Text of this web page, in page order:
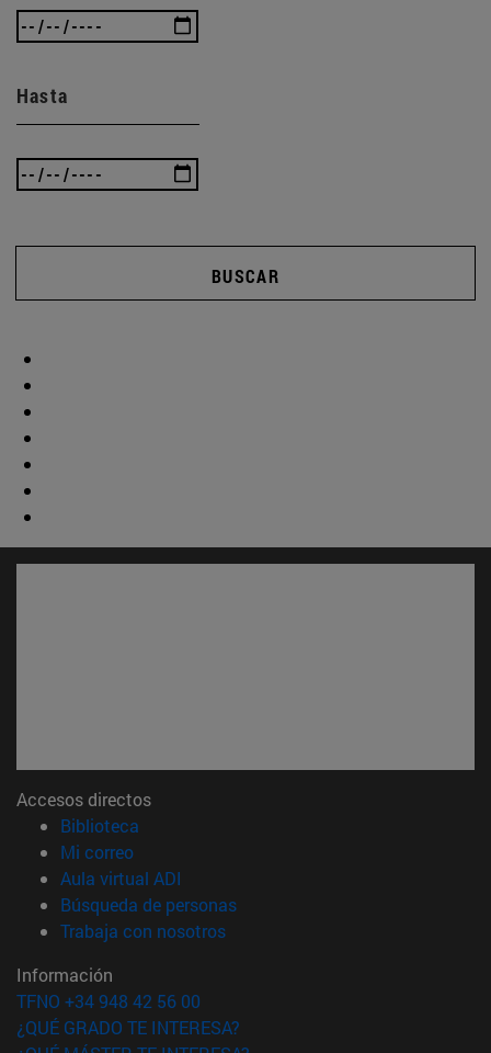
Hasta
BUSCAR
Accesos directos
Biblioteca
Mi correo(abre en nueva ventana)
Aula virtual ADI
Búsqueda de personas(abre en nueva ventana)
Trabaja con nosotros(abre en nueva ventana)
Información
TFNO +34 948 42 56 00
¿QUÉ GRADO TE INTERESA?